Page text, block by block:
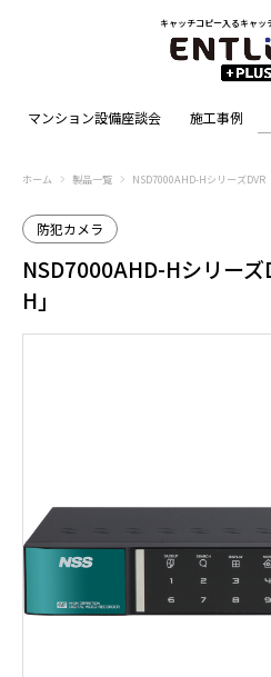
キャッチコピー入るキャッ
マンション設備座談会 施工事例
ホーム 製品一覧 NSD7000AHD-HシリーズDVR
防犯カメラ
NSD7000AHD-Hシリー
H」